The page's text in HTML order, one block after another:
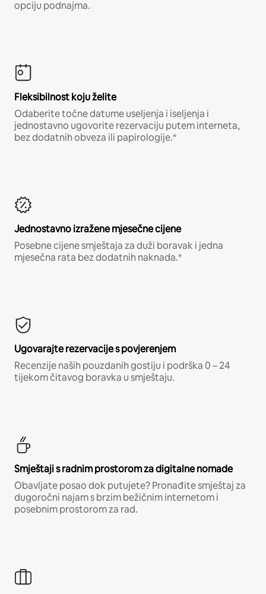
opciju podnajma.
Fleksibilnost koju želite
Odaberite točne datume useljenja i iseljenja i
jednostavno ugovorite rezervaciju putem interneta,
bez dodatnih obveza ili papirologije.*
Jednostavno izražene mjesečne cijene
Posebne cijene smještaja za duži boravak i jedna
mjesečna rata bez dodatnih naknada.*
Ugovarajte rezervacije s povjerenjem
Recenzije naših pouzdanih gostiju i podrška 0 – 24
tijekom čitavog boravka u smještaju.
Smještaji s radnim prostorom za digitalne nomade
Obavljate posao dok putujete? Pronađite smještaj za
dugoročni najam s brzim bežičnim internetom i
posebnim prostorom za rad.